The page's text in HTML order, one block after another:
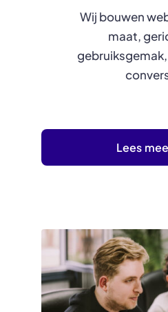
Wij bouwen
maat,
Lees